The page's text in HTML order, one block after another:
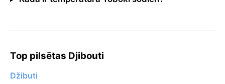
Top pilsētas Djibouti
Džibuti